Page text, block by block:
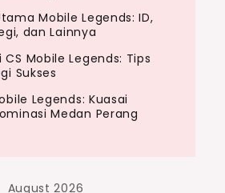
Mobile Legends: ID,
dan Lainnya
Mobile Legends: Tips
Sukses
Legends: Kuasai
Medan Perang
August 2026